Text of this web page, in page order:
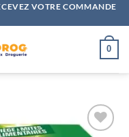
VOTRE COMMANDE
0